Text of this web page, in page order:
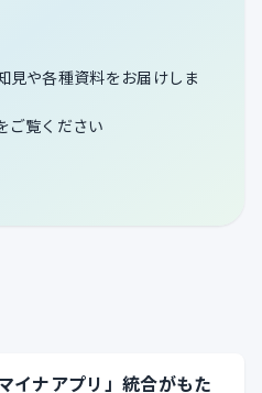
見や各種資料をお届けしま
ご覧ください
イナアプリ」統合がもた